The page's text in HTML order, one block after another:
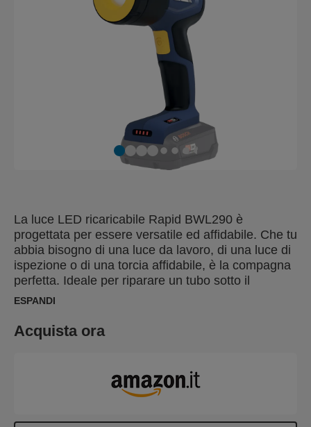
La luce LED ricaricabile Rapid BWL290 è
progettata per essere versatile ed affidabile. Che tu
abbia bisogno di una luce da lavoro, di una luce di
ispezione o di una torcia affidabile, è la compagna
perfetta. Ideale per riparare un tubo sotto il
lavandino, come torcia robusta per la tua barca,
sforzo alle tue esigenze. Con una semplice
rotazione della ghiera frontale, puoi passare da un
una portata fino a 80 metri. La torcia permette due
impostazioni di luminosità: 290 lumen al 100% di
modalità al 50% per una luce più soffusa. Per una
ESPANDI
Acquista ora